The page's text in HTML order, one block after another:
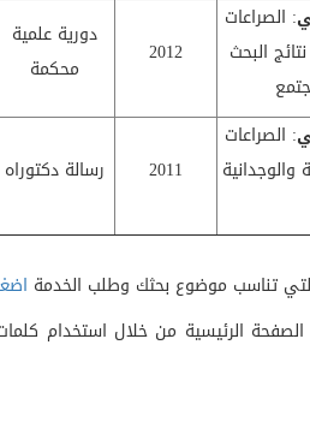
: الصراعات
البحث
2012
دورية علمية
محكمة
: الصراعات
والوجدانية
2011 رسالة دكتوراه
التي تناسب موضوع بحثك وطلب الخدمة
الرئيسية من خلال استخدام كلمات